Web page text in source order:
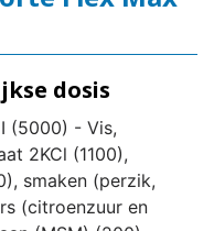
dosis
(5000) - Vis,
2KCl (1100),
smaken (perzik,
(citroenzuur en